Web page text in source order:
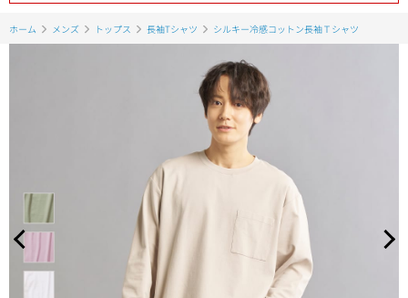
ホーム メンズ トップス 長袖Tシャツ シルキー冷感コットン長袖Ｔシャツ